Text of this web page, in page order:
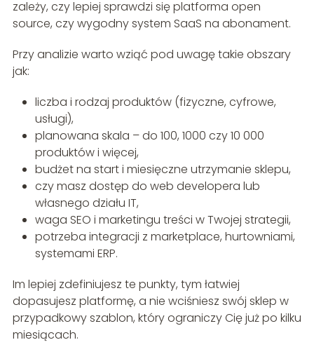
zależy, czy lepiej sprawdzi się platforma open
source, czy wygodny system SaaS na abonament.
Przy analizie warto wziąć pod uwagę takie obszary
jak:
liczba i rodzaj produktów (fizyczne, cyfrowe,
usługi),
planowana skala – do 100, 1000 czy 10 000
produktów i więcej,
budżet na start i miesięczne utrzymanie sklepu,
czy masz dostęp do web developera lub
własnego działu IT,
waga SEO i marketingu treści w Twojej strategii,
potrzeba integracji z marketplace, hurtowniami,
systemami ERP.
Im lepiej zdefiniujesz te punkty, tym łatwiej
dopasujesz platformę, a nie wciśniesz swój sklep w
przypadkowy szablon, który ograniczy Cię już po kilku
miesiącach.